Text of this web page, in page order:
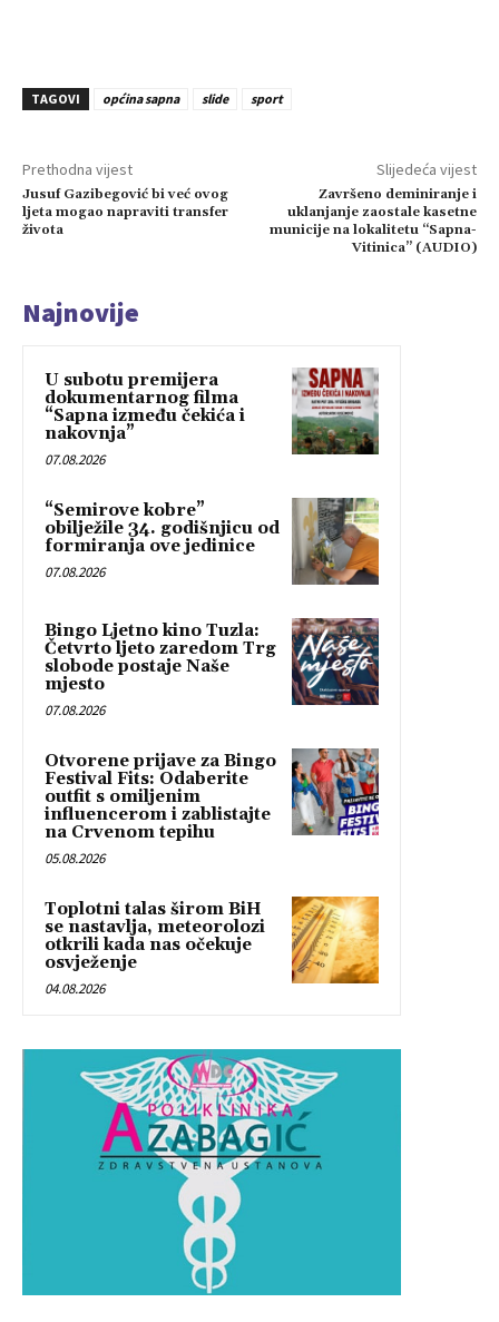
TAGOVI općina sapna slide sport
Prethodna vijest
Jusuf Gazibegović bi već ovog
ljeta mogao napraviti transfer
života
Slijedeća vijest
Završeno deminiranje i
uklanjanje zaostale kasetne
municije na lokalitetu “Sapna-
Vitinica” (AUDIO)
Najnovije
U subotu premijera
dokumentarnog filma
“Sapna između čekića i
nakovnja”
07.08.2026
“Semirove kobre”
obilježile 34. godišnjicu od
formiranja ove jedinice
07.08.2026
Bingo Ljetno kino Tuzla:
Četvrto ljeto zaredom Trg
slobode postaje Naše
mjesto
07.08.2026
Otvorene prijave za Bingo
Festival Fits: Odaberite
outfit s omiljenim
influencerom i zablistajte
na Crvenom tepihu
05.08.2026
Toplotni talas širom BiH
se nastavlja, meteorolozi
otkrili kada nas očekuje
osvježenje
04.08.2026